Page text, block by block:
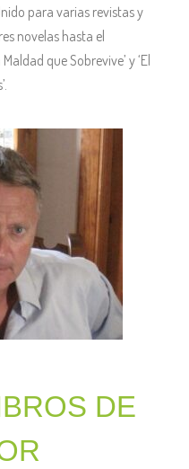
para varias revistas y
novelas hasta el
que Sobrevive’ y ‘El
DE